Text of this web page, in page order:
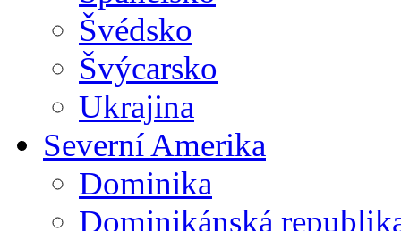
Švédsko
Švýcarsko
Ukrajina
Severní Amerika
Dominika
Dominikánská